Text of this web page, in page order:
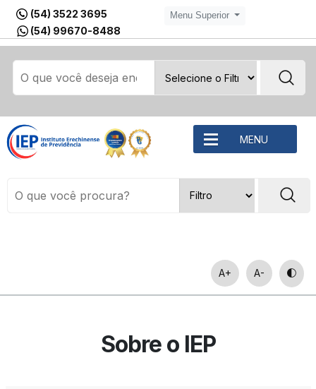
(54) 3522 3695
(54) 99670-8488
Menu Superior
MENU
A+ A-
Sobre o IEP